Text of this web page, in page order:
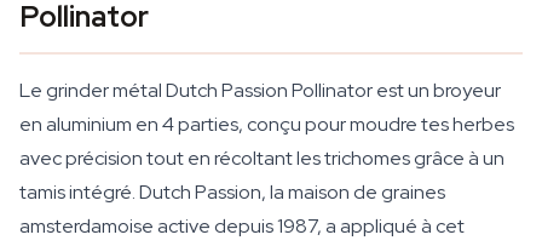
Pollinator
Le grinder métal Dutch Passion Pollinator est un broyeur
en aluminium en 4 parties, conçu pour moudre tes herbes
avec précision tout en récoltant les trichomes grâce à un
tamis intégré. Dutch Passion, la maison de graines
amsterdamoise active depuis 1987, a appliqué à cet